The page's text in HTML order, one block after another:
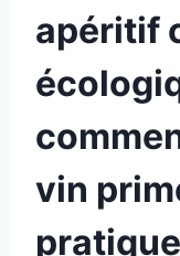
apéritif
vin